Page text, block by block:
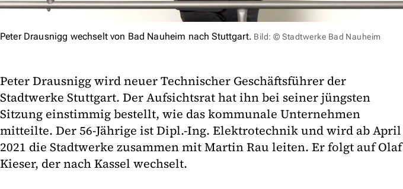
Peter Drausnigg wechselt von Bad Nauheim nach Stuttgart. Bild: © Stadtwerke Bad Nauheim
Peter Drausnigg wird neuer Technischer Geschäftsführer der
Stadtwerke Stuttgart. Der Aufsichtsrat hat ihn bei seiner jüngsten
Sitzung einstimmig bestellt, wie das kommunale Unternehmen
mitteilte. Der 56-Jährige ist Dipl.-Ing. Elektrotechnik und wird ab April
2021 die Stadtwerke zusammen mit Martin Rau leiten. Er folgt auf Olaf
Kieser, der nach Kassel wechselt.